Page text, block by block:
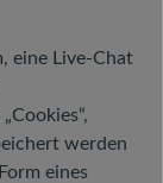
eine Live-Chat
werden
eines